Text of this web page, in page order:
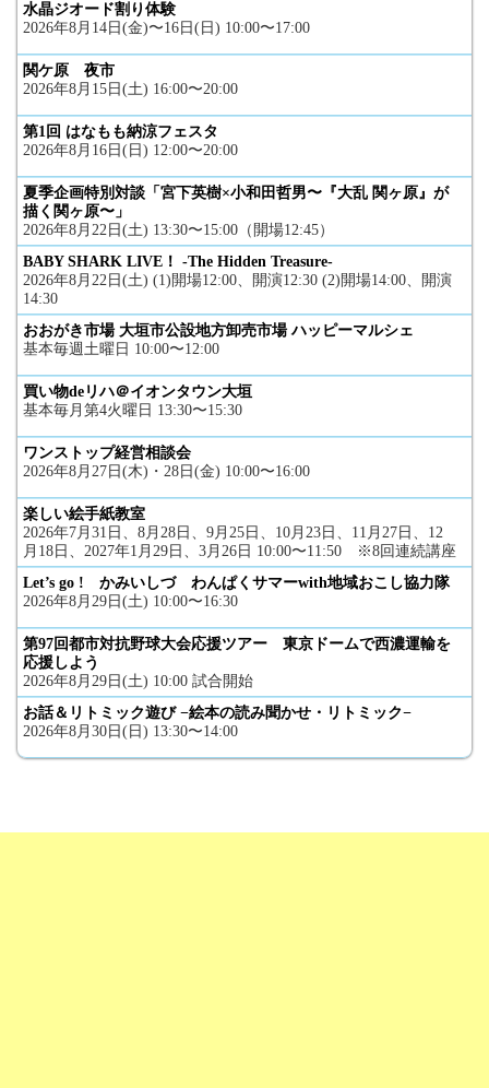
水晶ジオード割り体験
2026年8月14日(金)〜16日(日) 10:00〜17:00
関ケ原 夜市
2026年8月15日(土) 16:00〜20:00
第1回 はなもも納涼フェスタ
2026年8月16日(日) 12:00〜20:00
夏季企画特別対談「宮下英樹×小和田哲男〜『大乱 関ヶ原』が
描く関ヶ原〜」
2026年8月22日(土) 13:30〜15:00（開場12:45）
BABY SHARK LIVE！ -The Hidden Treasure-
2026年8月22日(土) (1)開場12:00、開演12:30 (2)開場14:00、開演
14:30
おおがき市場 大垣市公設地方卸売市場 ハッピーマルシェ
基本毎週土曜日 10:00〜12:00
買い物deリハ＠イオンタウン大垣
基本毎月第4火曜日 13:30〜15:30
ワンストップ経営相談会
2026年8月27日(木)・28日(金) 10:00〜16:00
楽しい絵手紙教室
2026年7月31日、8月28日、9月25日、10月23日、11月27日、12
月18日、2027年1月29日、3月26日 10:00〜11:50 ※8回連続講座
Let’s go ! かみいしづ わんぱくサマーwith地域おこし協力隊
2026年8月29日(土) 10:00〜16:30
第97回都市対抗野球大会応援ツアー 東京ドームで西濃運輸を
応援しよう
2026年8月29日(土) 10:00 試合開始
お話＆リトミック遊び −絵本の読み聞かせ・リトミック−
2026年8月30日(日) 13:30〜14:00